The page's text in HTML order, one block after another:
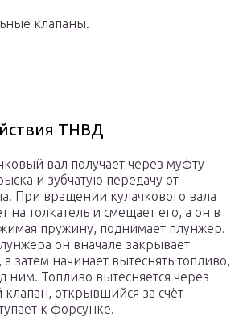
клапаны.
ТНВД
вал получает через муфту
и зубчатую передачу от
При вращении кулачкового вала
на толкатель и смещает его, а он в
пружину, поднимает плунжер.
он вначале закрывает
затем начинает вытеснять топливо,
ним. Топливо вытесняется через
клапан, открывшийся за счёт
к форсунке.